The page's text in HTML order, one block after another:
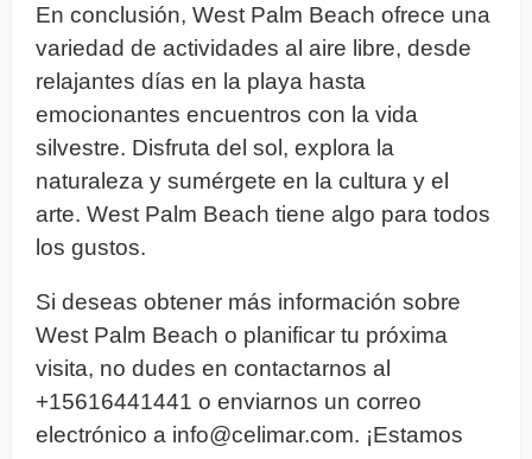
En conclusión, West Palm Beach ofrece una
variedad de actividades al aire libre, desde
relajantes días en la playa hasta
emocionantes encuentros con la vida
silvestre. Disfruta del sol, explora la
naturaleza y sumérgete en la cultura y el
arte. West Palm Beach tiene algo para todos
los gustos.
Si deseas obtener más información sobre
West Palm Beach o planificar tu próxima
visita, no dudes en contactarnos al
+15616441441 o enviarnos un correo
electrónico a info@celimar.com. ¡Estamos